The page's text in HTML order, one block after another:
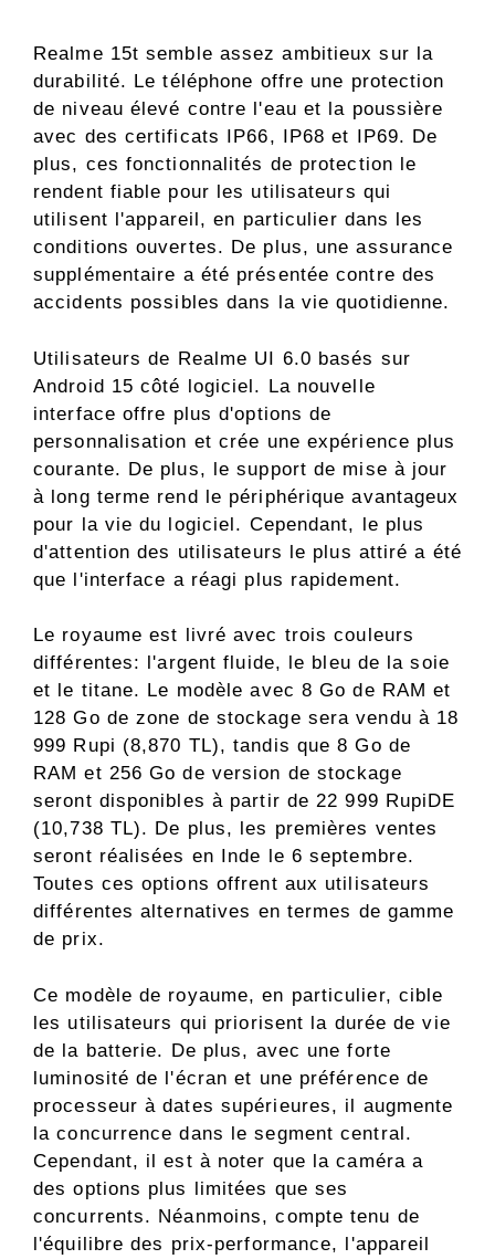
Realme 15t semble assez ambitieux sur la
durabilité. Le téléphone offre une protection
de niveau élevé contre l'eau et la poussière
avec des certificats IP66, IP68 et IP69. De
plus, ces fonctionnalités de protection le
rendent fiable pour les utilisateurs qui
utilisent l'appareil, en particulier dans les
conditions ouvertes. De plus, une assurance
supplémentaire a été présentée contre des
accidents possibles dans la vie quotidienne.
Utilisateurs de Realme UI 6.0 basés sur
Android 15 côté logiciel. La nouvelle
interface offre plus d'options de
personnalisation et crée une expérience plus
courante. De plus, le support de mise à jour
à long terme rend le périphérique avantageux
pour la vie du logiciel. Cependant, le plus
d'attention des utilisateurs le plus attiré a été
que l'interface a réagi plus rapidement.
Le royaume est livré avec trois couleurs
différentes: l'argent fluide, le bleu de la soie
et le titane. Le modèle avec 8 Go de RAM et
128 Go de zone de stockage sera vendu à 18
999 Rupi (8,870 TL), tandis que 8 Go de
RAM et 256 Go de version de stockage
seront disponibles à partir de 22 999 RupiDE
(10,738 TL). De plus, les premières ventes
seront réalisées en Inde le 6 septembre.
Toutes ces options offrent aux utilisateurs
différentes alternatives en termes de gamme
de prix.
Ce modèle de royaume, en particulier, cible
les utilisateurs qui priorisent la durée de vie
de la batterie. De plus, avec une forte
luminosité de l'écran et une préférence de
processeur à dates supérieures, il augmente
la concurrence dans le segment central.
Cependant, il est à noter que la caméra a
des options plus limitées que ses
concurrents. Néanmoins, compte tenu de
l'équilibre des prix-performance, l'appareil